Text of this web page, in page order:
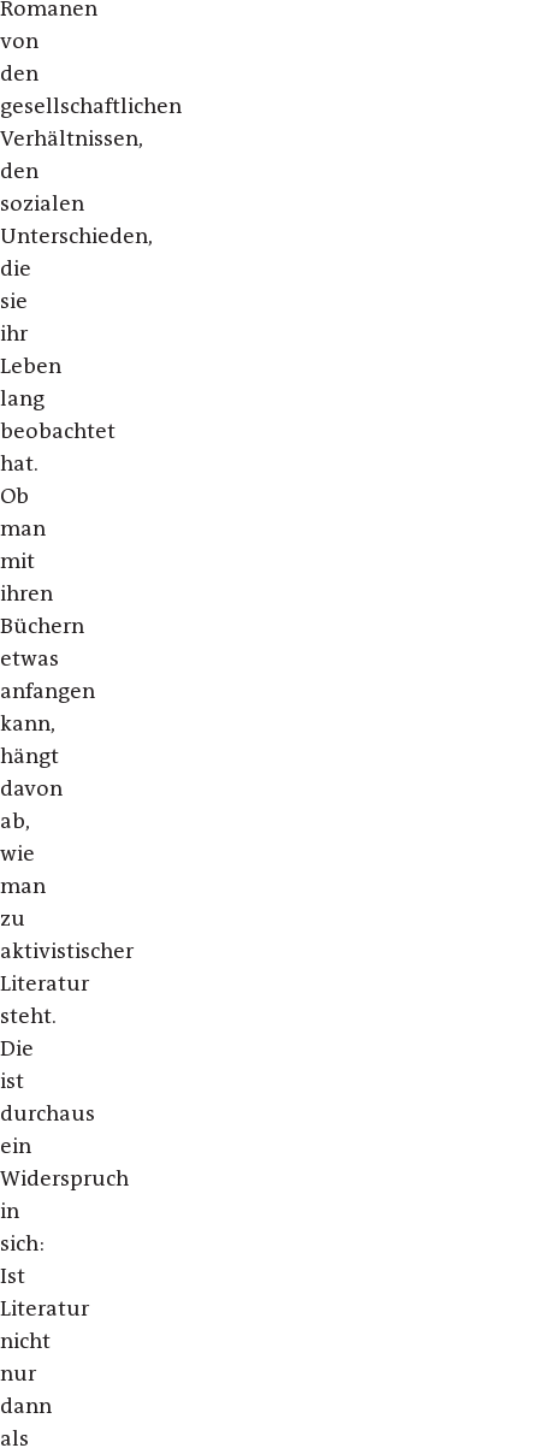
Romanen
von
den
gesellschaftlichen
Verhältnissen,
den
sozialen
Unterschieden,
die
sie
ihr
Leben
lang
beobachtet
hat.
Ob
man
mit
ihren
Büchern
etwas
anfangen
kann,
hängt
davon
ab,
wie
man
zu
aktivistischer
Literatur
steht.
Die
ist
durchaus
ein
Widerspruch
in
sich:
Ist
Literatur
nicht
nur
dann
als